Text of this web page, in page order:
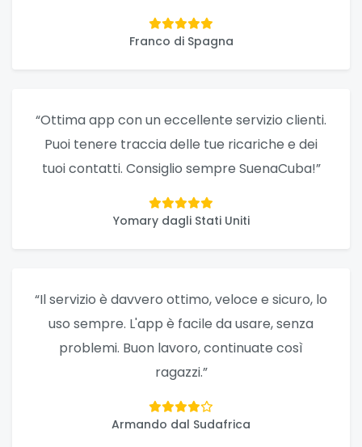
Franco di Spagna
“Ottima app con un eccellente servizio clienti.
Puoi tenere traccia delle tue ricariche e dei
tuoi contatti. Consiglio sempre SuenaCuba!”
Yomary dagli Stati Uniti
“Il servizio è davvero ottimo, veloce e sicuro, lo
uso sempre. L'app è facile da usare, senza
problemi. Buon lavoro, continuate così
ragazzi.”
Armando dal Sudafrica